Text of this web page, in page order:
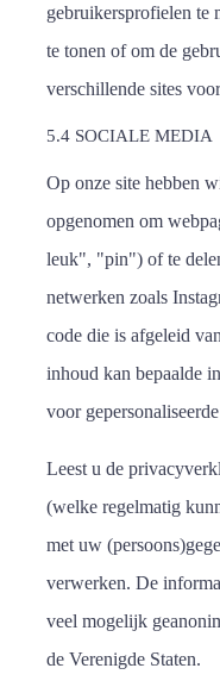
gebruikersprofielen te
te tonen of om de
verschillende sites
5.4 SOCIALE MEDIA
Op onze site hebben
opgenomen om
leuk", "pin") of te
netwerken zoals
code die is afgeleid
inhoud kan bepaalde
voor
Leest u de
(welke regelmatig
met uw
verwerken. De
veel mogelijk
de Verenigde Staten.